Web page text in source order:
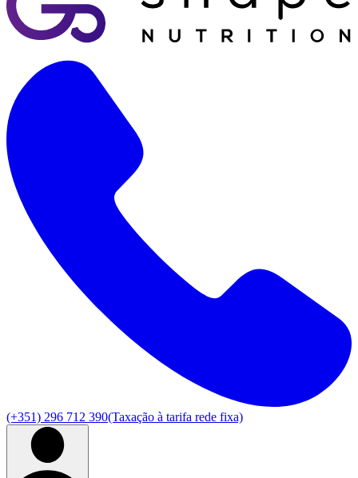
(+351) 296 712 390(Taxação à tarifa rede fixa)